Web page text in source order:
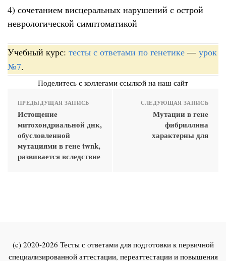
4) сочетанием висцеральных нарушений с острой
неврологической симптоматикой
Учебный курс: тесты с ответами по генетике — урок
№7.
Поделитесь с коллегами ссылкой на наш сайт
ПРЕДЫДУЩАЯ ЗАПИСЬ
Истощение
митохондриальной днк,
обусловленной
мутациями в гене twnk,
развивается вследствие
СЛЕДУЮЩАЯ ЗАПИСЬ
Мутации в гене
фибриллина
характерны для
(c) 2020-2026 Тесты с ответами для подготовки к первичной
специализированной аттестации, переаттестации и повышения